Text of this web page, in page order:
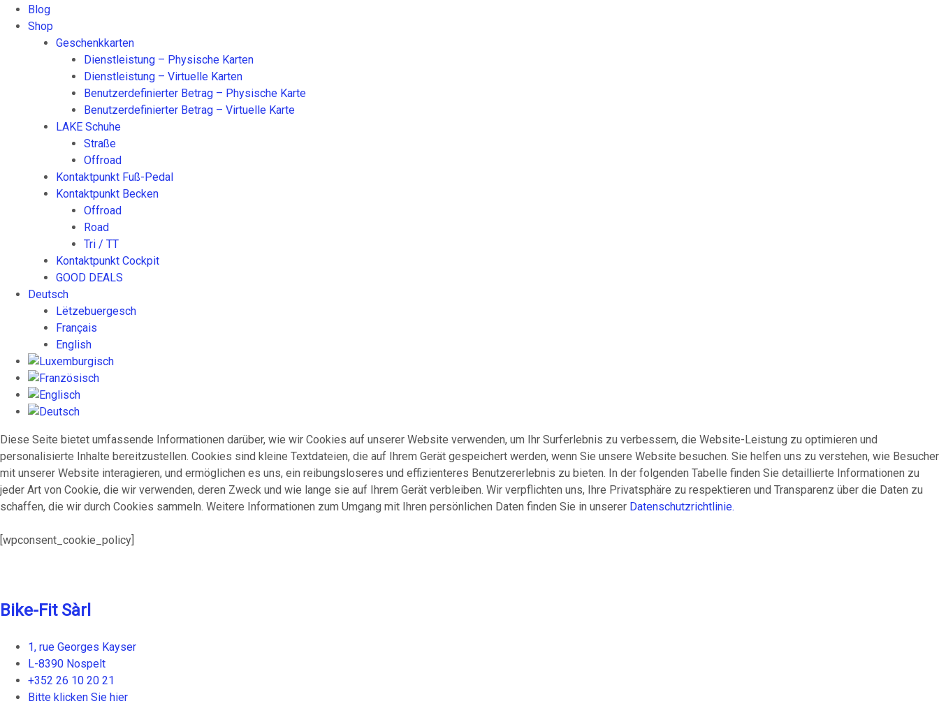
Blog
Shop
Geschenkkarten
Dienstleistung – Physische Karten
Dienstleistung – Virtuelle Karten
Benutzerdefinierter Betrag – Physische Karte
Benutzerdefinierter Betrag – Virtuelle Karte
LAKE Schuhe
Straße
Offroad
Kontaktpunkt Fuß-Pedal
Kontaktpunkt Becken
Offroad
Road
Tri / TT
Kontaktpunkt Cockpit
GOOD DEALS
Deutsch
Lëtzebuergesch
Français
English
Diese Seite bietet umfassende Informationen darüber, wie wir Cookies auf unserer Website verwenden, um Ihr Surferlebnis zu verbessern, die Website-Leistung zu optimieren und
personalisierte Inhalte bereitzustellen. Cookies sind kleine Textdateien, die auf Ihrem Gerät gespeichert werden, wenn Sie unsere Website besuchen. Sie helfen uns zu verstehen, wie Besucher
mit unserer Website interagieren, und ermöglichen es uns, ein reibungsloseres und effizienteres Benutzererlebnis zu bieten. In der folgenden Tabelle finden Sie detaillierte Informationen zu
jeder Art von Cookie, die wir verwenden, deren Zweck und wie lange sie auf Ihrem Gerät verbleiben. Wir verpflichten uns, Ihre Privatsphäre zu respektieren und Transparenz über die Daten zu
schaffen, die wir durch Cookies sammeln. Weitere Informationen zum Umgang mit Ihren persönlichen Daten finden Sie in unserer Datenschutzrichtlinie.
[wpconsent_cookie_policy]
Bike-Fit Sàrl
1, rue Georges Kayser
L-8390 Nospelt
+352 26 10 20 21
Bitte klicken Sie hier